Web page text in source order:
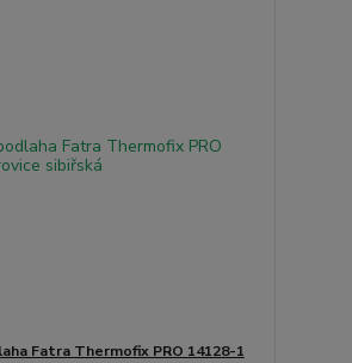
Fatra Thermofix PRO 14128-1